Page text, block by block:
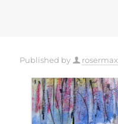
Published by rosermax